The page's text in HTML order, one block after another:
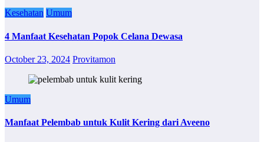
Kesehatan Umum
4 Manfaat Kesehatan Popok Celana Dewasa
October 23, 2024 Provitamon
Umum
Manfaat Pelembab untuk Kulit Kering dari Aveeno